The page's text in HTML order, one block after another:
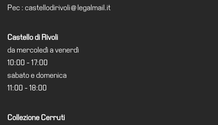
EN
Pec : castellodirivoli@legalmail.it
Castello di Rivoli
da mercoledì a venerdì
10:00 - 17:00
sabato e domenica
11:00 - 18:00
Collezione Cerruti